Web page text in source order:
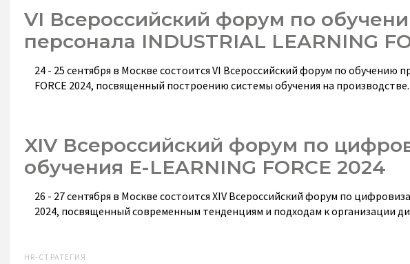
VI Всероссийский форум по
персонала INDUSTRIAL LEARNING
24 - 25 сентября в Москве состоится VI Всероссийский форум по обучению
FORCE 2024, посвященный построению системы обучения на производстве.
XIV Всероссийский форум по
обучения E-LEARNING FORCE 2024
26 - 27 сентября в Москве состоится XIV Всероссийский форум по
2024, посвященный современным тенденциям и подходам к организации
HR-СТРАТЕГИЯ